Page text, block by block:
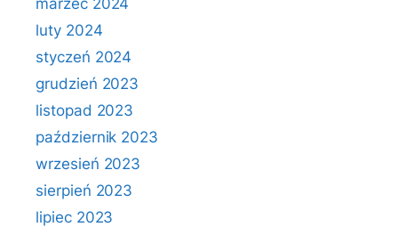
marzec 2024
luty 2024
styczeń 2024
grudzień 2023
listopad 2023
październik 2023
wrzesień 2023
sierpień 2023
lipiec 2023